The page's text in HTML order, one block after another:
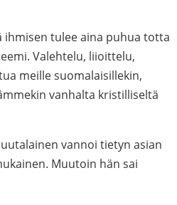
ihmisen tulee aina puhua totta
Valehtelu, liioittelu,
meille suomalaisillekin,
vanhalta kristilliseltä
vannoi tietyn asian
Muutoin hän sai